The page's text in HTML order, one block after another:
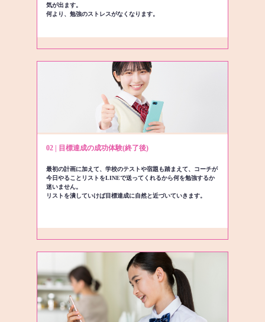
気が出ます。
何より、勉強のストレスがなくなります。
02 | 目標達成の成功体験(終了後)
最初の計画に加えて、学校のテストや宿題も踏まえて、コーチが
今日やることリストをLINEで送ってくれるから何を勉強するか
迷いません。
リストを潰していけば目標達成に自然と近づいていきます。